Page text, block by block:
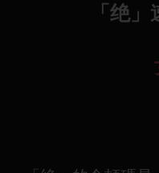
「绝